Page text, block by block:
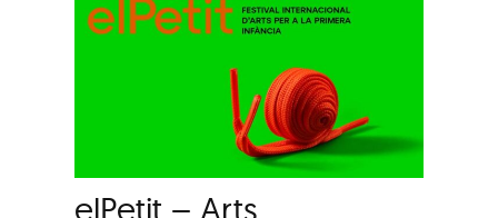
elPetit – Arts